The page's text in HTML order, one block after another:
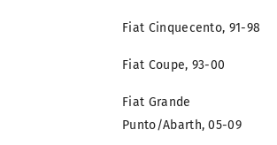
Fiat Cinquecento, 91-98
Fiat Coupe, 93-00
Fiat Grande
Punto/Abarth, 05-09